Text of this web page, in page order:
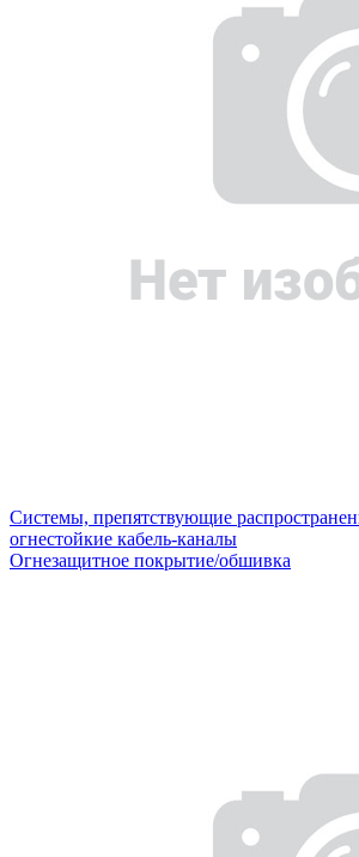
Системы, препятствующие
огнестойкие кабель-каналы
Огнезащитное покрытие/обшивка